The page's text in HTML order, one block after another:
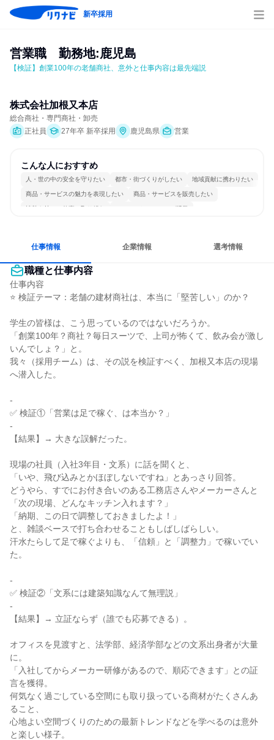
新卒採用
営業職　勤務地:鹿児島
【検証】創業100年の老舗商社、意外と仕事内容は最先端説
株式会社加根又本店
総合商社・専門商社・卸売
正社員
27年卒 新卒採用 鹿児島県 営業
こんな人におすすめ
人・世の中の安全を守りたい 都市・街づくりがしたい 地域貢献に携わりたい
商品・サービスの魅力を表現したい 商品・サービスを販売したい
情熱を持って仕事に取り組む コミュニケーションが活発
仕事情報 企業情報 選考情報
職種と仕事内容
仕事内容
⭐ 検証テーマ：老舗の建材商社は、本当に「堅苦しい」のか？
学生の皆様は、こう思っているのではないだろうか。
「創業100年？商社？毎日スーツで、上司が怖くて、飲み会が激し
いんでしょ？」と。
我々（採用チーム）は、その説を検証すべく、加根又本店の現場
へ潜入した。
-
✅ 検証①「営業は足で稼ぐ、は本当か？」
-
【結果】→ 大きな誤解だった。
現場の社員（入社3年目・文系）に話を聞くと、
「いや、飛び込みとかほぼしないですね」とあっさり回答。
どうやら、すでにお付き合いのある工務店さんやメーカーさんと
「次の現場、どんなキッチン入れます？」
「納期、この日で調整しておきましたよ！」
と、雑談ベースで打ち合わせることもしばしばらしい。
汗水たらして足で稼ぐよりも、「信頼」と「調整力」で稼いでい
た。
-
✅ 検証②「文系には建築知識なんて無理説」
-
【結果】→ 立証ならず（誰でも応募できる）。
オフィスを見渡すと、法学部、経済学部などの文系出身者が大量
に。
「入社してからメーカー研修があるので、順応できます」との証
言を獲得。
何気なく過ごしている空間にも取り扱っている商材がたくさんあ
ること、
心地よい空間づくりのための最新トレンドなどを学べるのは意外
と楽しい様子。